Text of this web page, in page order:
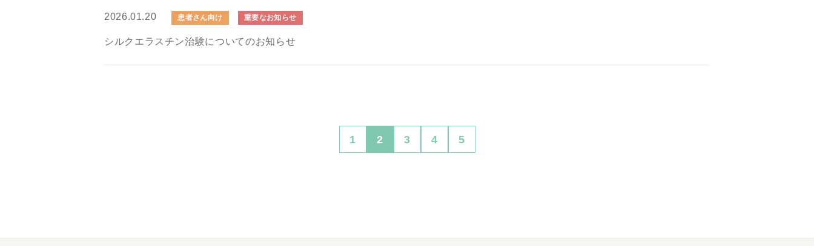
2026.01.20 患者さん向け 重要なお知らせ
シルクエラスチン治験についてのお知らせ
1 2 3 4 5